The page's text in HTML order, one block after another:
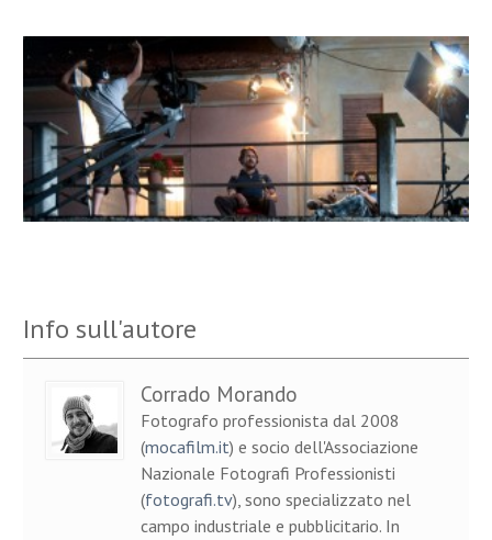
Info sull'autore
Corrado Morando
Fotografo professionista dal 2008
(mocafilm.it) e socio dell'Associazione
Nazionale Fotografi Professionisti
(fotografi.tv), sono specializzato nel
campo industriale e pubblicitario. In